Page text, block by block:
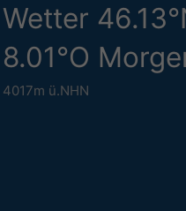
Wetter
8.01°O
4017m ü.NHN